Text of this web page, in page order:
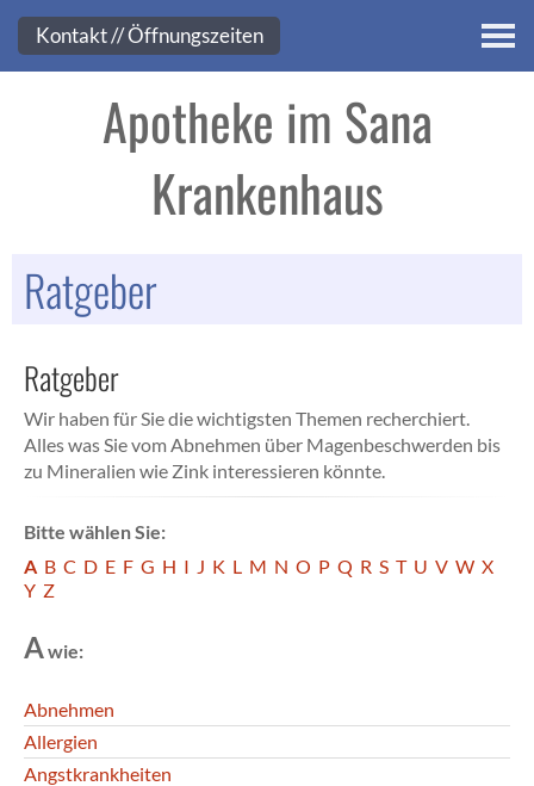
Kontakt
Apotheke im Sana
Krankenhaus
Ratgeber
Ratgeber
Wir haben für Sie die wichtigsten Themen recherchiert.
Alles was Sie vom Abnehmen über Magenbeschwerden bis
zu Mineralien wie Zink interessieren könnte.
Bitte wählen Sie:
A B C D E F G H I J K L M N O P Q R S T U V W X
Y Z
Awie:
Abnehmen
Allergien
Angstkrankheiten
Kontakt // Öffnungszeiten